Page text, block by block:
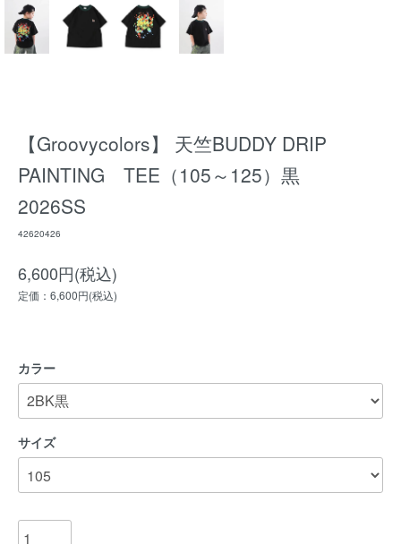
【Groovycolors】 天竺BUDDY DRIP
PAINTING TEE（105～125）黒
2026SS
42620426
6,600円(税込)
定価：6,600円(税込)
カラー
サイズ